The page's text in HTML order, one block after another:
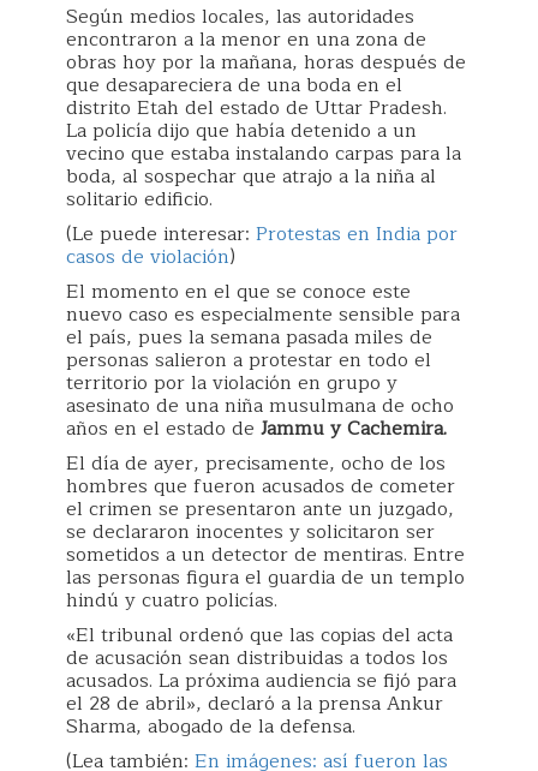
Según medios locales, las autoridades
encontraron a la menor en una zona de
obras hoy por la mañana, horas después de
que desapareciera de una boda en el
distrito Etah del estado de Uttar Pradesh.
La policía dijo que había detenido a un
vecino que estaba instalando carpas para la
boda, al sospechar que atrajo a la niña al
solitario edificio.
(Le puede interesar: Protestas en India por
casos de violación)
El momento en el que se conoce este
nuevo caso es especialmente sensible para
el país, pues la semana pasada miles de
personas salieron a protestar en todo el
territorio por la violación en grupo y
asesinato de una niña musulmana de ocho
años en el estado de Jammu y Cachemira.
El día de ayer, precisamente, ocho de los
hombres que fueron acusados de cometer
el crimen se presentaron ante un juzgado,
se declararon inocentes y solicitaron ser
sometidos a un detector de mentiras. Entre
las personas figura el guardia de un templo
hindú y cuatro policías.
«El tribunal ordenó que las copias del acta
de acusación sean distribuidas a todos los
acusados. La próxima audiencia se fijó para
el 28 de abril», declaró a la prensa Ankur
Sharma, abogado de la defensa.
(Lea también: En imágenes: así fueron las